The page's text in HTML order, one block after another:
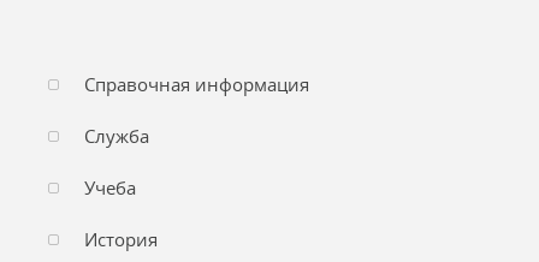
Справочная информация
Служба
Учеба
История